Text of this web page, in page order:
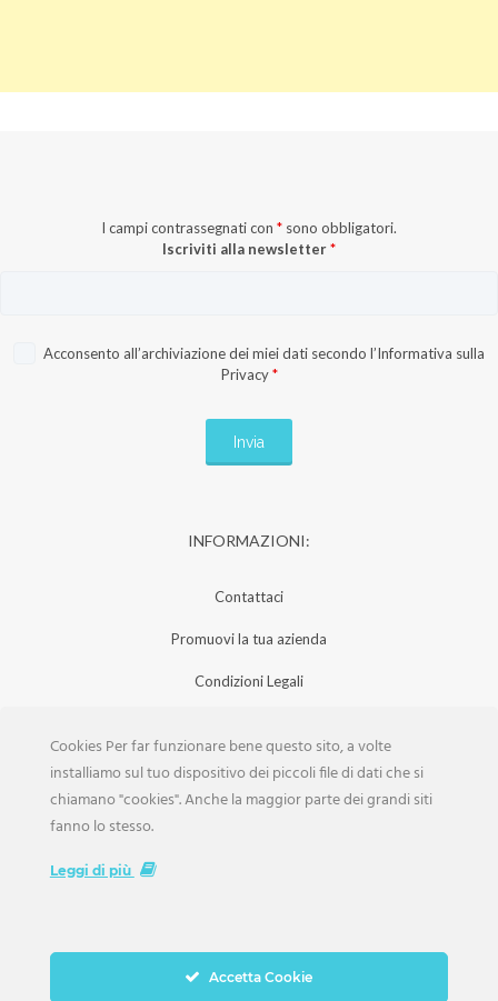
I campi contrassegnati con * sono obbligatori.
Iscriviti alla newsletter*
Acconsento all’archiviazione dei miei dati secondo l’Informativa sulla
Privacy *
INFORMAZIONI:
Contattaci
Promuovi la tua azienda
Condizioni Legali
Iscrizione Aziende
Scarica la Rivista
Cookies Per far funzionare bene questo sito, a volte
installiamo sul tuo dispositivo dei piccoli file di dati che si
chiamano "cookies". Anche la maggior parte dei grandi siti
fanno lo stesso.
Leggi di più
Accetta Cookie